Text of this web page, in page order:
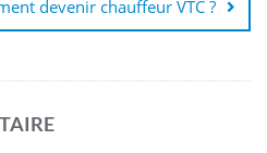
devenir chauffeur VTC ?